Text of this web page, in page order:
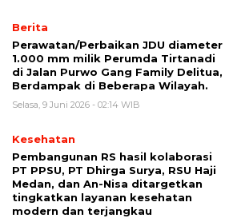
Berita
Perawatan/Perbaikan JDU diameter
1.000 mm milik Perumda Tirtanadi
di Jalan Purwo Gang Family Delitua,
Berdampak di Beberapa Wilayah.
Selasa, 9 Juni 2026 - 02:14 WIB
Kesehatan
Pembangunan RS hasil kolaborasi
PT PPSU, PT Dhirga Surya, RSU Haji
Medan, dan An-Nisa ditargetkan
tingkatkan layanan kesehatan
modern dan terjangkau